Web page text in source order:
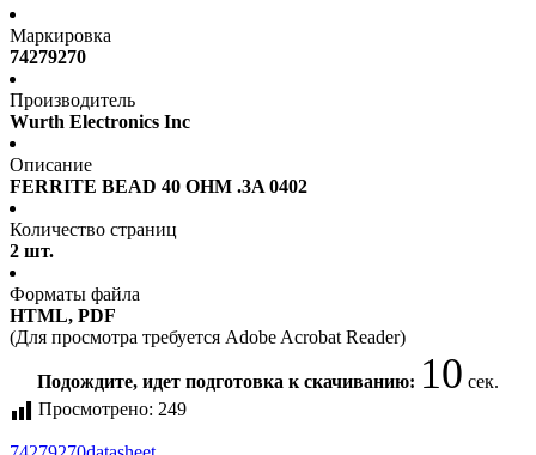
Маркировка
74279270
Производитель
Wurth Electronics Inc
Описание
FERRITE BEAD 40 OHM .3A 0402
Количество страниц
2 шт.
Форматы файла
HTML, PDF
(Для просмотра требуется Adobe Acrobat Reader)
Подождите, идет подготовка к скачиванию: 10 сек.
Просмотрено: 249